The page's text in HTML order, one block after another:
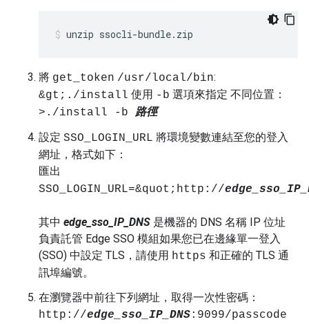
unzip ssocli-bundle.zip
將 get_token /usr/local/bin:
&gt;./install 使用 -b 選項來指定 不同位置：
>./install -b 路徑
設定 SSO_LOGIN_URL 將環境變數連結至您的登入
網址，格式如下：
匯出
SSO_LOGIN_URL=&quot;http://
其中 edge_sso_IP_DNS 是機器的 DNS 名稱 IP 位址
負責託管 Edge SSO 模組如果您已在邊緣單一登入
(SSO) 中設定 TLS，請使用 https 和正確的 TLS 通
訊埠編號。
在瀏覽器中前往下列網址，取得一次性密碼：
http://edge_sso_IP_DNS:9099/passcode